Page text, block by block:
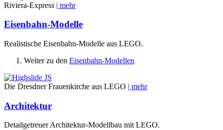
Riviera-Express | mehr
Eisenbahn-Modelle
Realistische Eisenbahn-Modelle aus LEGO.
Weiter zu den Eisenbahn-Modellen
Die Dresdner Frauenkirche aus LEGO | mehr
Architektur
Detailgetreuer Architektur-Modellbau mit LEGO.